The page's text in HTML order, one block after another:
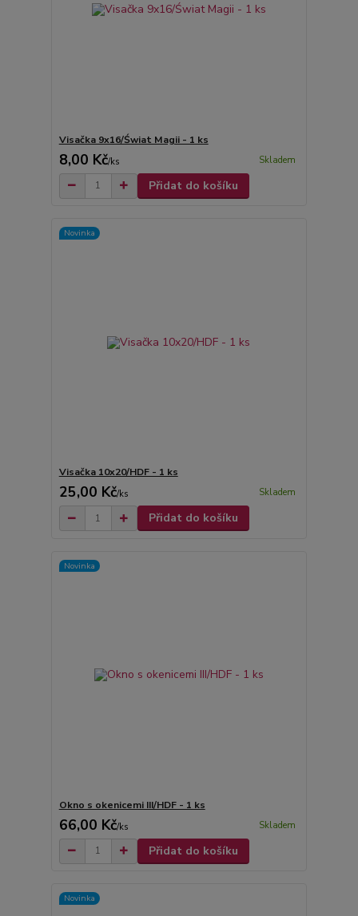
Visačka 9x16/Świat Magii - 1 ks
8,00 Kč/ks Skladem
Přidat do košíku
Novinka
Visačka 10x20/HDF - 1 ks
25,00 Kč/ks Skladem
Přidat do košíku
Novinka
Okno s okenicemi III/HDF - 1 ks
66,00 Kč/ks Skladem
Přidat do košíku
Novinka